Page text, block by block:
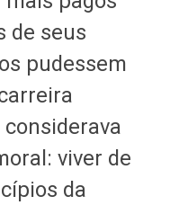
de seus
pudessem
viver de
da